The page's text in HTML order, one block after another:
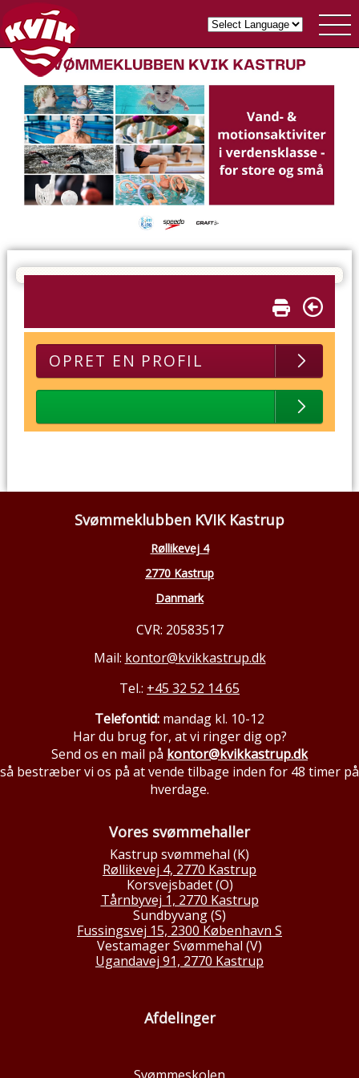
OPRET EN PROFIL
Svømmeklubben KVIK Kastrup
Røllikevej 4
2770 Kastrup
Danmark
CVR: 20583517
Mail: kontor@kvikkastrup.dk
Tel.: +45 32 52 14 65
Telefontid: mandag kl. 10-12
Har du brug for, at vi ringer dig op?
Send os en mail på kontor@kvikkastrup.dk
så bestræber vi os på at vende tilbage inden for 48 timer på
hverdage.
Vores svømmehaller
Kastrup svømmehal (K)
Røllikevej 4, 2770 Kastrup
Korsvejsbadet (O)
Tårnbyvej 1, 2770 Kastrup
Sundbyvang (S)
Fussingsvej 15, 2300 København S
Vestamager Svømmehal (V)
Ugandavej 91, 2770 Kastrup
Afdelinger